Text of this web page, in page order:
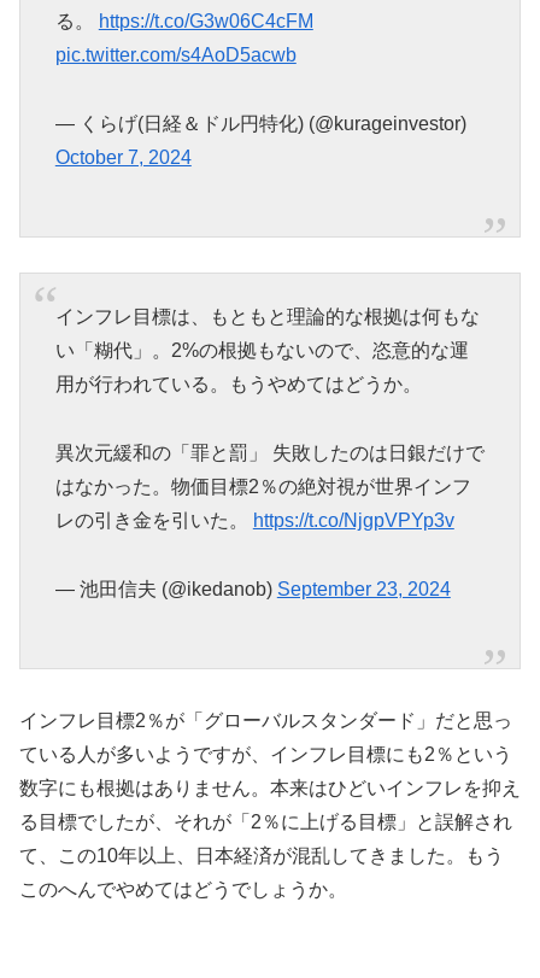
る。
https://t.co/G3w06C4cFM
pic.twitter.com/s4AoD5acwb
— くらげ(日経＆ドル円特化) (@kurageinvestor)
October 7, 2024
インフレ目標は、もともと理論的な根拠は何もな
い「糊代」。2%の根拠もないので、恣意的な運
用が行われている。もうやめてはどうか。
異次元緩和の「罪と罰」 失敗したのは日銀だけで
はなかった。物価目標2％の絶対視が世界インフ
レの引き金を引いた。
https://t.co/NjgpVPYp3v
— 池田信夫 (@ikedanob) September 23, 2024
インフレ目標2％が「グローバルスタンダード」だと思っ
ている人が多いようですが、インフレ目標にも2％という
数字にも根拠はありません。本来はひどいインフレを抑え
る目標でしたが、それが「2％に上げる目標」と誤解され
て、この10年以上、日本経済が混乱してきました。もう
このへんでやめてはどうでしょうか。